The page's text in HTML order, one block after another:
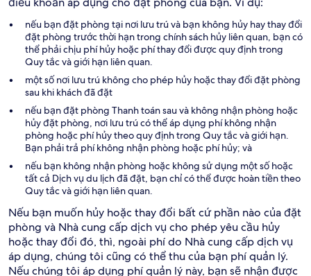
nếu bạn đặt phòng tại nơi lưu trú và bạn không hủy hay thay đổi
đặt phòng trước thời hạn trong chính sách hủy liên quan, bạn có
thể phải chịu phí hủy hoặc phí thay đổi được quy định trong
Quy tắc và giới hạn liên quan.
một số nơi lưu trú không cho phép hủy hoặc thay đổi đặt phòng
sau khi khách đã đặt
nếu bạn đặt phòng Thanh toán sau và không nhận phòng hoặc
hủy đặt phòng, nơi lưu trú có thể áp dụng phí không nhận
phòng hoặc phí hủy theo quy định trong Quy tắc và giới hạn.
Bạn phải trả phí không nhận phòng hoặc phí hủy; và
nếu bạn không nhận phòng hoặc không sử dụng một số hoặc
tất cả Dịch vụ du lịch đã đặt, bạn chỉ có thể được hoàn tiền theo
Quy tắc và giới hạn liên quan.
Nếu bạn muốn hủy hoặc thay đổi bất cứ phần nào của đặt
phòng và Nhà cung cấp dịch vụ cho phép yêu cầu hủy
hoặc thay đổi đó, thì, ngoài phí do Nhà cung cấp dịch vụ
áp dụng, chúng tôi cũng có thể thu của bạn phí quản lý.
Nếu chúng tôi áp dụng phí quản lý này, bạn sẽ nhận được